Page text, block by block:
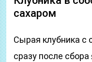
сахаром
Сырая клубника с
сразу после